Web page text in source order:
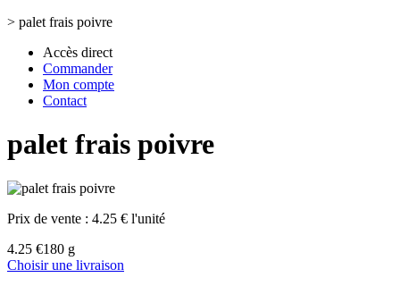
> palet frais poivre
Accès direct
Commander
Mon compte
Contact
palet frais poivre
Prix de vente : 4.25 € l'unité
4.25 €180 g
Choisir une livraison